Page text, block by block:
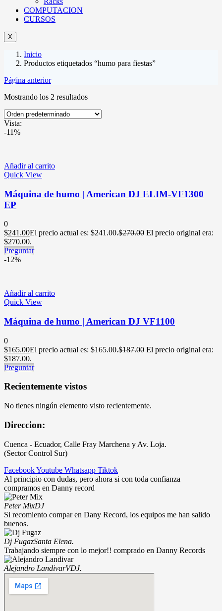
COMPUTACION
CURSOS
X
Inicio
Productos etiquetados “humo para fiestas”
Página anterior
Mostrando los 2 resultados
Vista:
-11%
Añadir al carrito
Quick View
Máquina de humo | American DJ ELIM-VF1300
EP
0
$241.00El precio actual es: $241.00.$270.00 El precio original era:
$270.00.
Preguntar
-12%
Añadir al carrito
Quick View
Máquina de humo | American DJ VF1100
0
$165.00El precio actual es: $165.00.$187.00 El precio original era:
$187.00.
Preguntar
Recientemente vistos
No tienes ningún elemento visto recientemente.
Direccion:
Cuenca - Ecuador, Calle Fray Marchena y Av. Loja.
(Sector Control Sur)
FacebookYoutube Whatsapp Tiktok
Al principio con dudas, pero ahora si con toda confianza
compramos en Danny record
Peter MixDJ
Si recomiento compar en Dany Record, los equipos me han salido
buenos.
Dj FugazSanta Elena.
Trabajando siempre con lo mejor!! comprado en Danny Records
Alejandro LandivarVDJ.